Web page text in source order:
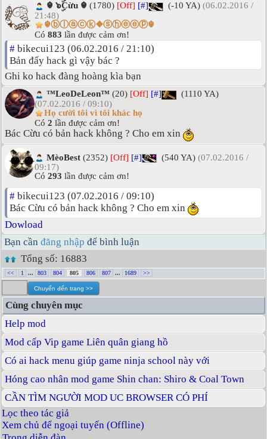
☬ ๖ۣۜCừu ☬ (1780) [Off] [#] (-10 YA) (06.02.2016 /
21:48)
☬ⓑⓛⓐⓒⓚ❖ⓢⓗⓔⓔⓟ☬
Có 883 lần được cảm ơn!
# bikecui123 (06.02.2016 / 21:10)
Bản đấy hack gì vậy bác ?
Ghi ko hack đàng hoàng kìa bạn
™LeoDeLeon™ (20) [Off] [#]
(1110 YA)
(07.02.2016 / 09:10)
Họ cười tôi vì tôi khác họ
Có 2 lần được cảm ơn!
Bác Cừu có bản hack không ? Cho em xin
MèoBest (2352) [Off] [#] (540 YA) (07.02.2016 /
09:17)
Có 293 lần được cảm ơn!
# bikecui123 (07.02.2016 / 09:10)
Bác Cừu có bản hack không ? Cho em xin
Dowload
Bạn cần đăng nhập để bình luận
Tổng số: 16883
<< 1 ... 803 804 805 806 807 ... 1689 >>
Cùng chuyên mục
Help mod
Mod cấp Vip game Liên quân giang hồ
Có ai hack menu giúp game ninja school này với
Hóng cao nhân mod game Shin chan: Shiro & Coal Town
CẦN TÌM NGƯỜI MOD UC BROWSER CÓ PHÍ
Lọc theo tác giả
Xem chủ để ngoại tuyến (Offline)